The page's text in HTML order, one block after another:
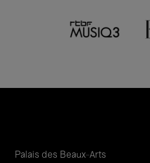
Palais des Beaux-Arts